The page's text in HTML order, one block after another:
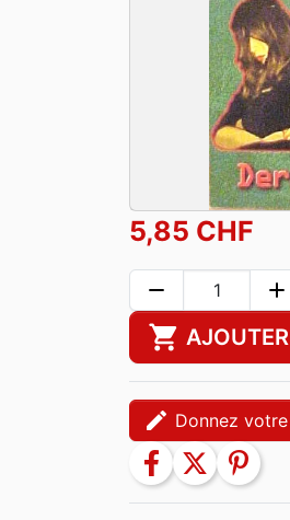
5,85 CHF
remove add
shopping_cart
edit Donnez
facebook twitter pinterest